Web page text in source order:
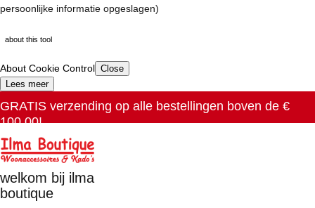
persoonlijke informatie opgeslagen)
about this tool
About Cookie Control
Close
Lees meer
GRATIS verzending op alle bestellingen boven de €
100.00!
welkom bij ilma
boutique